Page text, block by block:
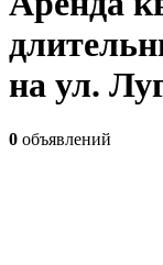
на ул.
0 объявлений